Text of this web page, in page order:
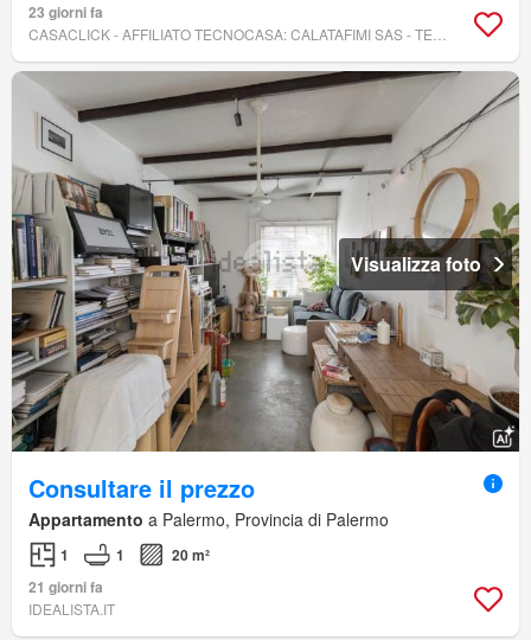
23 giorni fa
Visualizza foto
Consultare il prezzo
Appartamento a Palermo, Provincia di Palermo
1 1
20 m²
21 giorni fa
IDEALISTA.IT